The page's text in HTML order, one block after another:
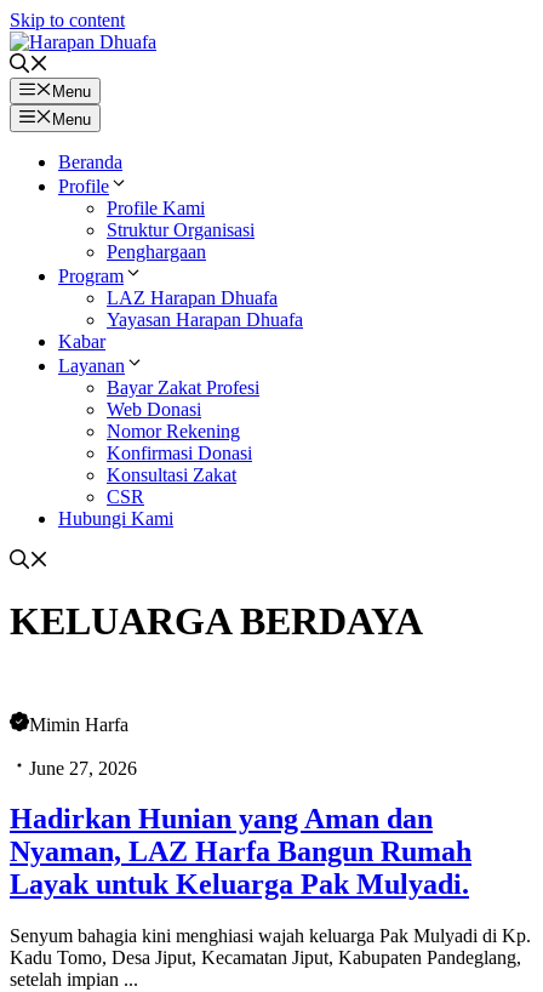
Skip to content
Menu
Menu
Beranda
Profile
Profile Kami
Struktur Organisasi
Penghargaan
Program
LAZ Harapan Dhuafa
Yayasan Harapan Dhuafa
Kabar
Layanan
Bayar Zakat Profesi
Web Donasi
Nomor Rekening
Konfirmasi Donasi
Konsultasi Zakat
CSR
Hubungi Kami
KELUARGA BERDAYA
Mimin Harfa
June 27, 2026
Hadirkan Hunian yang Aman dan
Nyaman, LAZ Harfa Bangun Rumah
Layak untuk Keluarga Pak Mulyadi.
Senyum bahagia kini menghiasi wajah keluarga Pak Mulyadi di Kp.
Kadu Tomo, Desa Jiput, Kecamatan Jiput, Kabupaten Pandeglang,
setelah impian ...